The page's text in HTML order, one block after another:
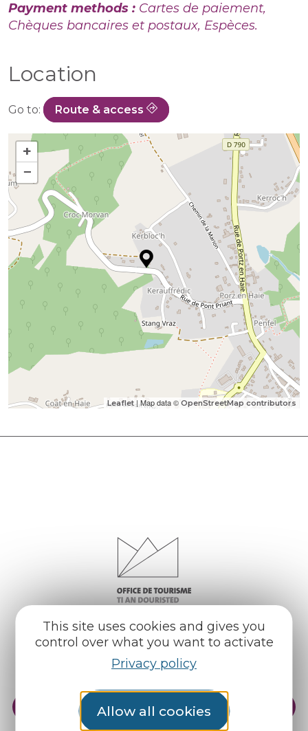
This site uses cookies and gives you
control over what you want to activate
Privacy policy
Allow all cookies
Payment methods : Cartes de paiement,
Chèques bancaires et postaux, Espèces.
Location
Go to: Route & access
+
−
Leaflet| Map data © OpenStreetMap contributors
Practical info
Our reception areas